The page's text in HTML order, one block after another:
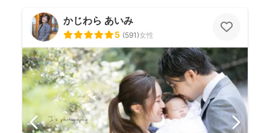
かじわら あいみ
5 (591)女性